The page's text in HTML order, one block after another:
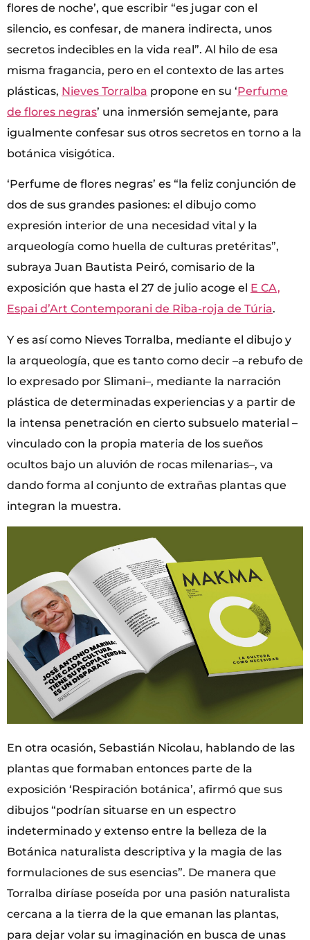
flores de noche’, que escribir “es jugar con el
silencio, es confesar, de manera indirecta, unos
secretos indecibles en la vida real”. Al hilo de esa
misma fragancia, pero en el contexto de las artes
plásticas, Nieves Torralba propone en su ‘Perfume
de flores negras’ una inmersión semejante, para
igualmente confesar sus otros secretos en torno a la
botánica visigótica.
‘Perfume de flores negras’ es “la feliz conjunción de
dos de sus grandes pasiones: el dibujo como
expresión interior de una necesidad vital y la
arqueología como huella de culturas pretéritas”,
subraya Juan Bautista Peiró, comisario de la
exposición que hasta el 27 de julio acoge el E CA,
Espai d’Art Contemporani de Riba-roja de Túria.
Y es así como Nieves Torralba, mediante el dibujo y
la arqueología, que es tanto como decir –a rebufo de
lo expresado por Slimani–, mediante la narración
plástica de determinadas experiencias y a partir de
la intensa penetración en cierto subsuelo material –
vinculado con la propia materia de los sueños
ocultos bajo un aluvión de rocas milenarias–, va
dando forma al conjunto de extrañas plantas que
integran la muestra.
En otra ocasión, Sebastián Nicolau, hablando de las
plantas que formaban entonces parte de la
exposición ‘Respiración botánica’, afirmó que sus
dibujos “podrían situarse en un espectro
indeterminado y extenso entre la belleza de la
Botánica naturalista descriptiva y la magia de las
formulaciones de sus esencias”. De manera que
Torralba diríase poseída por una pasión naturalista
cercana a la tierra de la que emanan las plantas,
para dejar volar su imaginación en busca de unas